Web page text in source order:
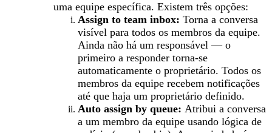
uma equipe específica. Existem três opções:
Assign to team inbox: Torna a conversa
visível para todos os membros da equipe.
Ainda não há um responsável — o
primeiro a responder torna-se
automaticamente o proprietário. Todos os
membros da equipe recebem notificações
até que haja um proprietário definido.
Auto assign by queue: Atribui a conversa
a um membro da equipe usando lógica de